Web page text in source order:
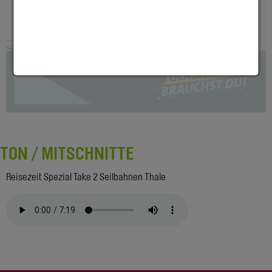
TON / MITSCHNITTE
Reisezeit Spezial Take 2 Seilbahnen Thale